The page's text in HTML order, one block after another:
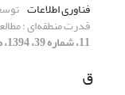
فناوری اطلاعات
قدرت منطقه‌ای ؛
11، شماره 39، 1394، صفحه 59-83]
ق